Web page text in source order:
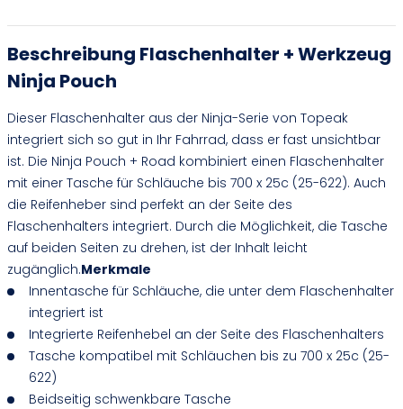
Beschreibung Flaschenhalter + Werkzeug
Ninja Pouch
Dieser Flaschenhalter aus der Ninja-Serie von Topeak
integriert sich so gut in Ihr Fahrrad, dass er fast unsichtbar
ist. Die Ninja Pouch + Road kombiniert einen Flaschenhalter
mit einer Tasche für Schläuche bis 700 x 25c (25-622). Auch
die Reifenheber sind perfekt an der Seite des
Flaschenhalters integriert. Durch die Möglichkeit, die Tasche
auf beiden Seiten zu drehen, ist der Inhalt leicht
zugänglich.Merkmale
Innentasche für Schläuche, die unter dem Flaschenhalter
integriert ist
Integrierte Reifenhebel an der Seite des Flaschenhalters
Tasche kompatibel mit Schläuchen bis zu 700 x 25c (25-
622)
Beidseitig schwenkbare Tasche